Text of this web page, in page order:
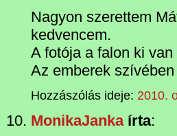
Nagyon szerettem
kedvencem.
A fotója a falon ki
Az emberek
Hozzászólás ideje: 2010.
MonikaJankaírta: